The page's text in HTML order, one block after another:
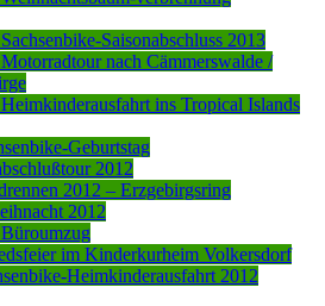
Saisonabschluss 2013
nach Cämmerswalde /
ins Tropical Islands
Geburtstag
2012
2012 – Erzgebirgsring
2012
im Kinderkurheim Volkersdorf
Heimkinderausfahrt 2012